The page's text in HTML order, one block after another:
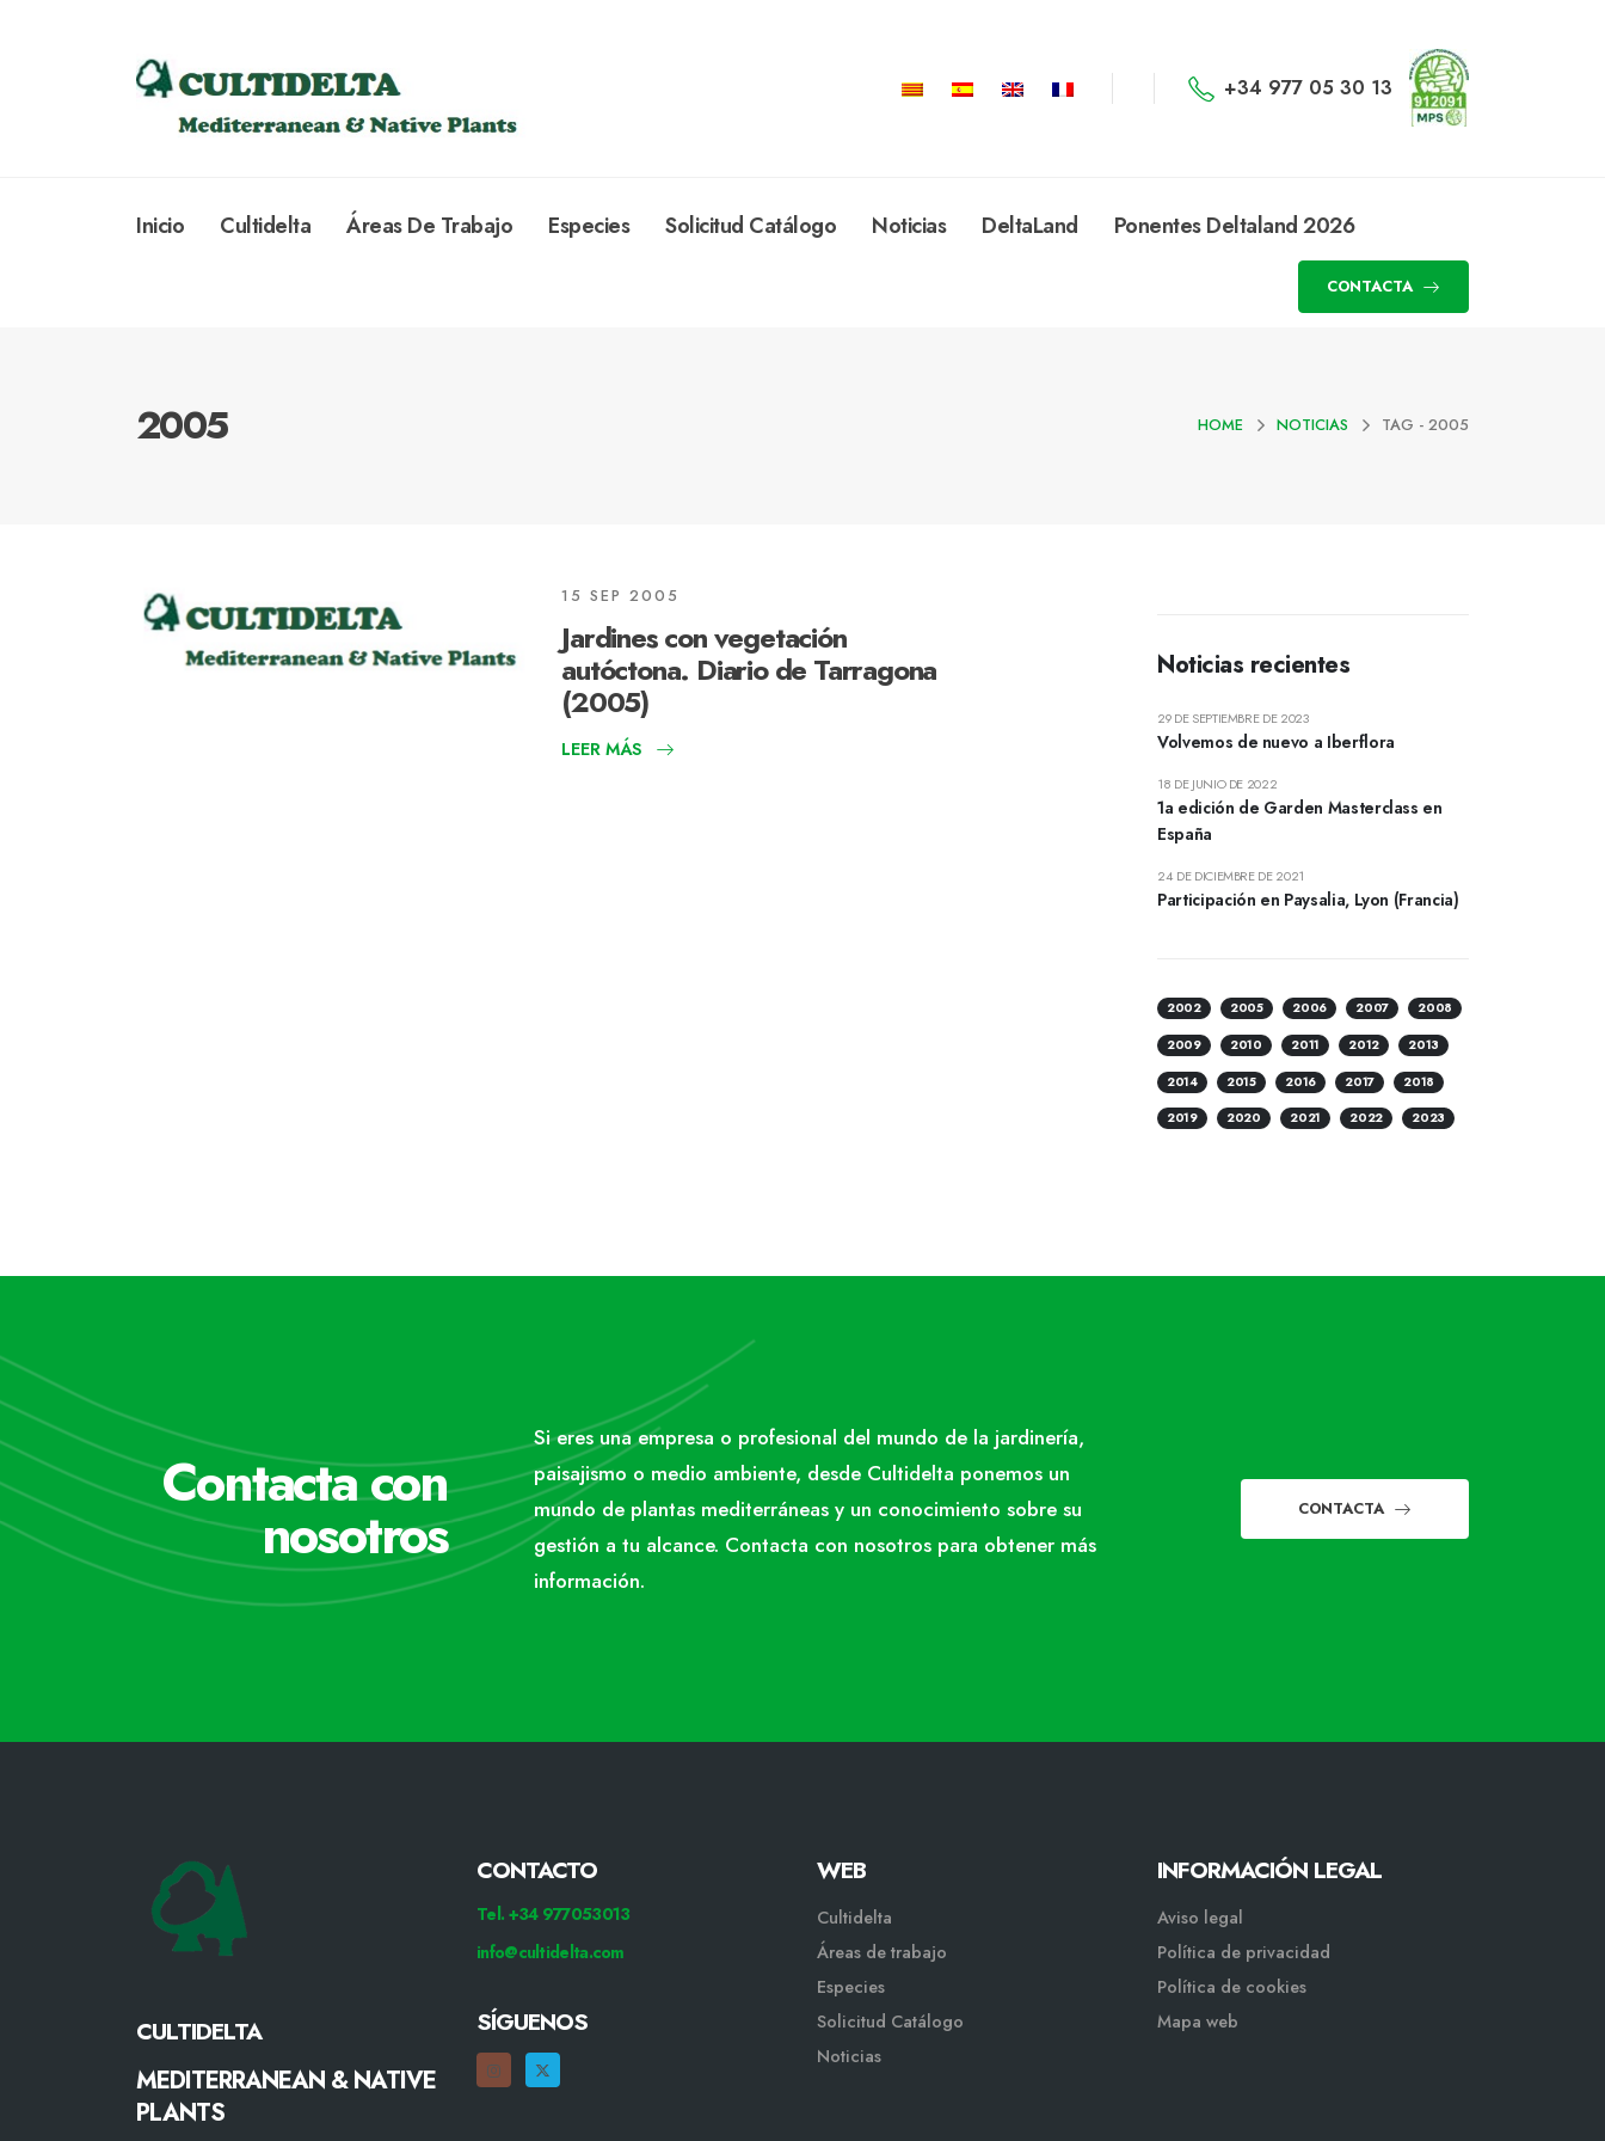
+34 977 05 30 13
Inicio Cultidelta Áreas De Trabajo Especies Solicitud Catálogo Noticias DeltaLand Ponentes Deltaland 2026
CONTACTA
2005 HOME NOTICIAS TAG - 2005
15 SEP 2005
Jardines con vegetación
autóctona. Diario de Tarragona
(2005)
LEER MÁS
Noticias recientes
Volvemos de nuevo a Iberflora
29 DE SEPTIEMBRE DE 2023
1a edición de Garden Masterclass en
España
18 DE JUNIO DE 2022
Participación en Paysalia, Lyon (Francia)
24 DE DICIEMBRE DE 2021
2002 2005 2006 2007 2008
2009 2010 2011 2012 2013
2014 2015 2016 2017 2018
2019 2020 2021 2022 2023
Contacta con
nosotros
Si eres una empresa o profesional del mundo de la jardinería,
paisajismo o medio ambiente, desde Cultidelta ponemos un
mundo de plantas mediterráneas y un conocimiento sobre su
gestión a tu alcance. Contacta con nosotros para obtener más
información.
CONTACTA
CULTIDELTA
MEDITERRANEAN & NATIVE
PLANTS
CONTACTO
Tel. +34 977053013
info@cultidelta.com
SÍGUENOS
WEB
Cultidelta
Áreas de trabajo
Especies
Solicitud Catálogo
Noticias
INFORMACIÓN LEGAL
Aviso legal
Política de privacidad
Política de cookies
Mapa web